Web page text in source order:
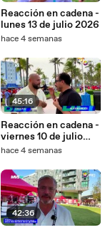
Reacción en cadena -
lunes 13 de julio 2026
hace 4 semanas
45:16
Reacción en cadena -
viernes 10 de julio
2026
hace 4 semanas
42:36